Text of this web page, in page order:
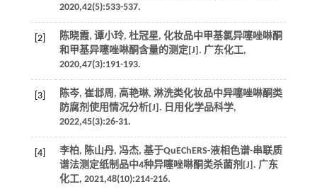
2020,42(5):533-537.
[2]
陈晓霞, 谭小玲, 杜冠星, 化妆品中甲基氯异噻唑啉酮
和甲基异噻唑啉酮含量的测定[J]. 广东化工,
2020,47(3):191-193.
[3]
陈岑, 崔邶周, 高艳琳, 淋洗类化妆品中异噻唑啉酮类
防腐剂使用情况分析[J]. 日用化学品科学,
2022,45(3):26-31.
[4]
李柏, 陈山丹, 冯杰, 基于QuEChERS-液相色谱-串联质
谱法测定纸制品中4种异噻唑啉酮类杀菌剂[J]. 广东
化工, 2021,48(10):214-216.